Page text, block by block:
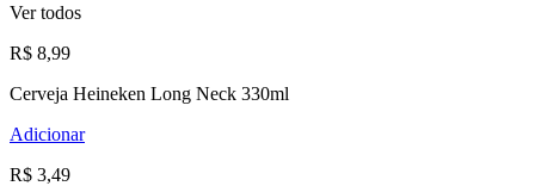
Ver todos
R$ 8,99
Cerveja Heineken Long Neck 330ml
Adicionar
R$ 3,49